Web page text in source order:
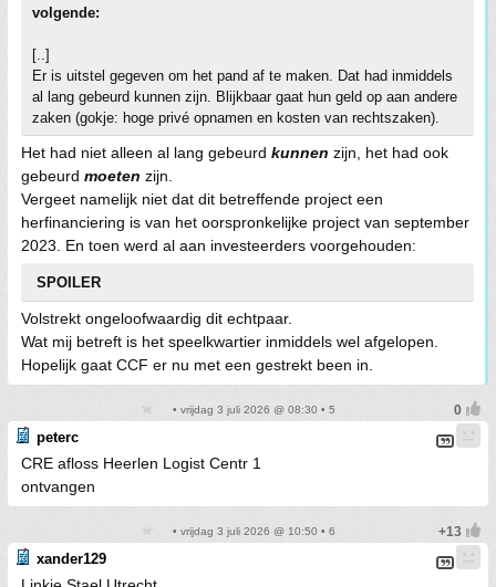
volgende:
[..]
Er is uitstel gegeven om het pand af te maken. Dat had inmiddels
al lang gebeurd kunnen zijn. Blijkbaar gaat hun geld op aan andere
zaken (gokje: hoge privé opnamen en kosten van rechtszaken).
Het had niet alleen al lang gebeurd kunnen zijn, het had ook
gebeurd moeten zijn.
Vergeet namelijk niet dat dit betreffende project een
herfinanciering is van het oorspronkelijke project van september
2023. En toen werd al aan investeerders voorgehouden:
SPOILER
Volstrekt ongeloofwaardig dit echtpaar.
Wat mij betreft is het speelkwartier inmiddels wel afgelopen.
Hopelijk gaat CCF er nu met een gestrekt been in.
• vrijdag 3 juli 2026 @ 08:30 • 5
peterc
CRE afloss Heerlen Logist Centr 1
ontvangen
• vrijdag 3 juli 2026 @ 10:50 • 6
xander129